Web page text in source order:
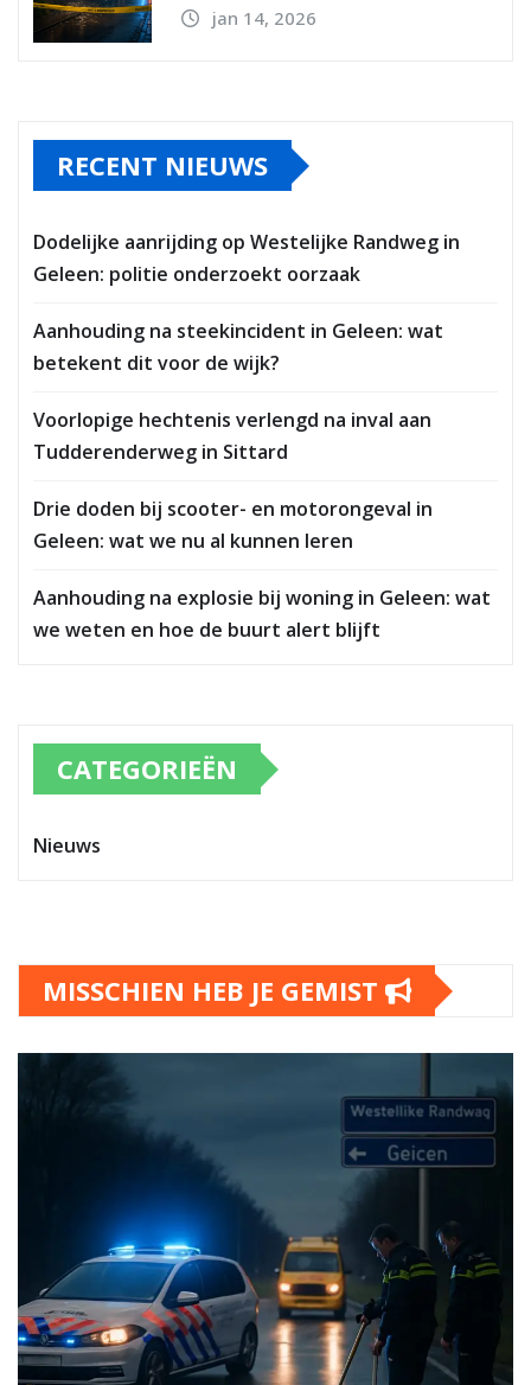
jan 14, 2026
RECENT NIEUWS
Dodelijke aanrijding op Westelijke Randweg in
Geleen: politie onderzoekt oorzaak
Aanhouding na steekincident in Geleen: wat
betekent dit voor de wijk?
Voorlopige hechtenis verlengd na inval aan
Tudderenderweg in Sittard
Drie doden bij scooter- en motorongeval in
Geleen: wat we nu al kunnen leren
Aanhouding na explosie bij woning in Geleen: wat
we weten en hoe de buurt alert blijft
CATEGORIEËN
Nieuws
MISSCHIEN HEB JE GEMIST